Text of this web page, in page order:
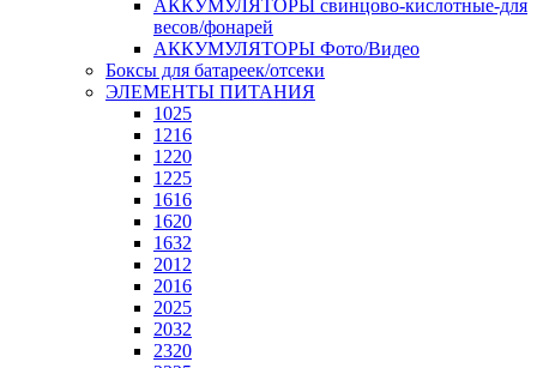
АККУМУЛЯТОРЫ свинцово-кислотные-для
весов/фонарей
АККУМУЛЯТОРЫ Фото/Видео
Боксы для батареек/отсеки
ЭЛЕМЕНТЫ ПИТАНИЯ
1025
1216
1220
1225
1616
1620
1632
2012
2016
2025
2032
2320